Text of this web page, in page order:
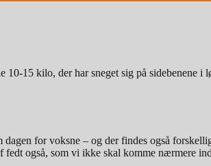
15 kilo, der har sneget sig på sidebenene i
for voksne – og der findes også
også, som vi ikke skal komme nærmere